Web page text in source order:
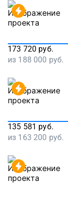
173 720 руб.
из 188 000 руб.
135 581 руб.
из 163 200 руб.